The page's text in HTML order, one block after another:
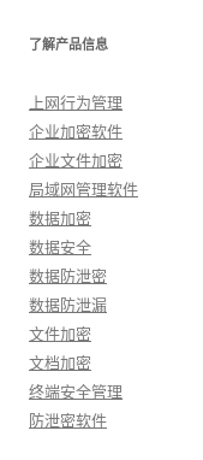
了解产品信息
上网行为管理
企业加密软件
企业文件加密
局域网管理软件
数据加密
数据安全
数据防泄密
数据防泄漏
文件加密
文档加密
终端安全管理
防泄密软件